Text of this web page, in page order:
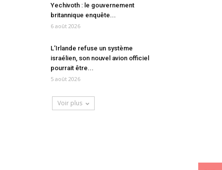
Yechivoth : le gouvernement
britannique enquête...
6 août 2026
L’Irlande refuse un système
israélien, son nouvel avion officiel
pourrait être...
5 août 2026
Voir plus